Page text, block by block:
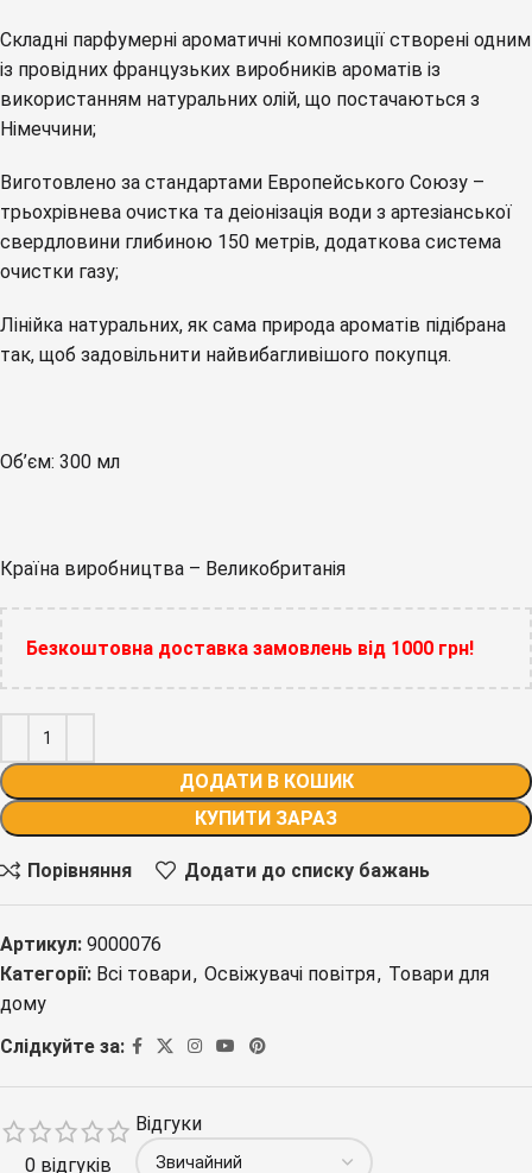
Складні парфумерні ароматичні композиції створені одним
із провідних французьких виробників ароматів із
використанням натуральних олій, що постачаються з
Німеччини;
Виготовлено за стандартами Европейського Союзу –
трьохрівнева очистка та деіонізація води з артезіанської
свердловини глибиною 150 метрів, додаткова система
очистки газу;
Лінійка натуральних, як сама природа ароматів підібрана
так, щоб задовільнити найвибагливішого покупця.
Об’єм: 300 мл
Країна виробництва – Великобританія
Безкоштовна доставка замовлень від 1000 грн!
ДОДАТИ В КОШИК
КУПИТИ ЗАРАЗ
Порівняння Додати до списку бажань
Артикул: 9000076
Категорії: Всі товари, Освіжувачі повітря, Товари для
дому
Слідкуйте за:
0 відгуків
Відгуки